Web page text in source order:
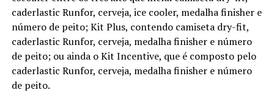
caderlastic Runfor, cerveja, ice cooler, medalha finisher e
número de peito; Kit Plus, contendo camiseta dry-fit,
caderlastic Runfor, cerveja, medalha finisher e número
de peito; ou ainda o Kit Incentive, que é composto pelo
caderlastic Runfor, cerveja, medalha finisher e número
de peito.